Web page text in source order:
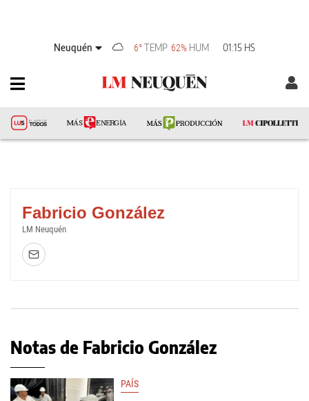
Neuquén 6°TEMP 62% HUM 01:15 HS
Fabricio González
LM Neuquén
Notas de Fabricio González
PAÍS